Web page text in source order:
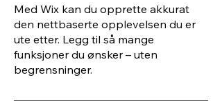
Med Wix kan du opprette akkurat
den nettbaserte opplevelsen du er
ute etter. Legg til så mange
funksjoner du ønsker – uten
begrensninger.